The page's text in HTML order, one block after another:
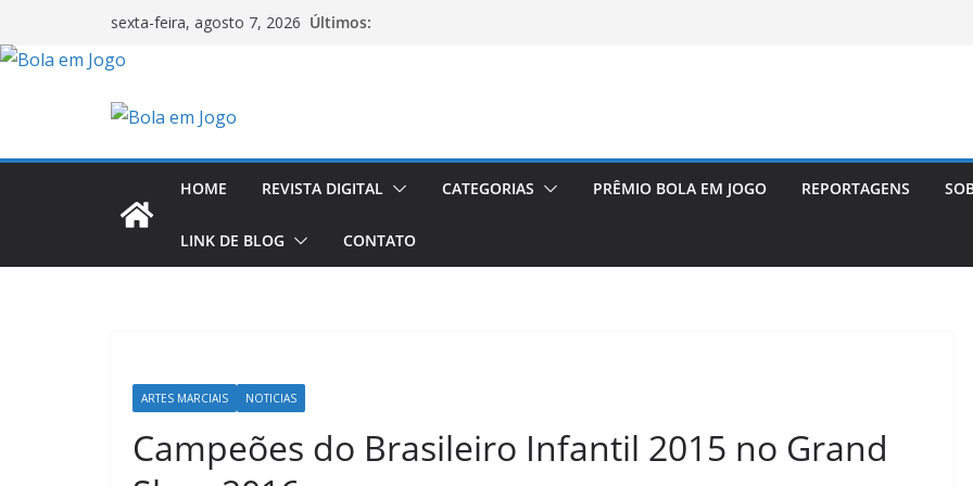
sexta-feira, agosto 7, 2026 Últimos:
HOME REVISTA DIGITAL CATEGORIAS PRÊMIO BOLA EM JOGO REPORTAGENS
LINK DE BLOG CONTATO
ARTES MARCIAIS NOTICIAS
Campeões do Brasileiro Infantil 2015 no Grand